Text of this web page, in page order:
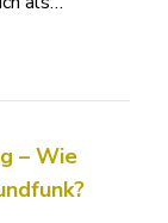
– Wie